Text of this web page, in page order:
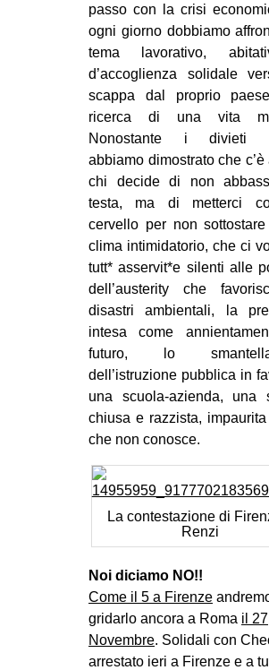
ms
SEARCH
passo con la crisi
ogni giorno dobbiamo
tema lavorativo,
d’accoglienza solidale
scappa dal proprio
ricerca di una vita
Nonostante i divieti
abbiamo dimostrato che c’è
chi decide di non
testa, ma di metterci
cervello per non
clima intimidatorio, che ci
tutt* asservit*e silenti alle
dell’austerity che
disastri ambientali, la
intesa come
futuro, lo
dell’istruzione pubblica in
una scuola-azienda, una
chiusa e razzista,
che non conosce.
La contestazione di
Renzi
Noi diciamo NO!!
Come il 5 a Firenze
gridarlo ancora a Roma il 27
Novembre. Solidali con
arrestato ieri a Firenze e a